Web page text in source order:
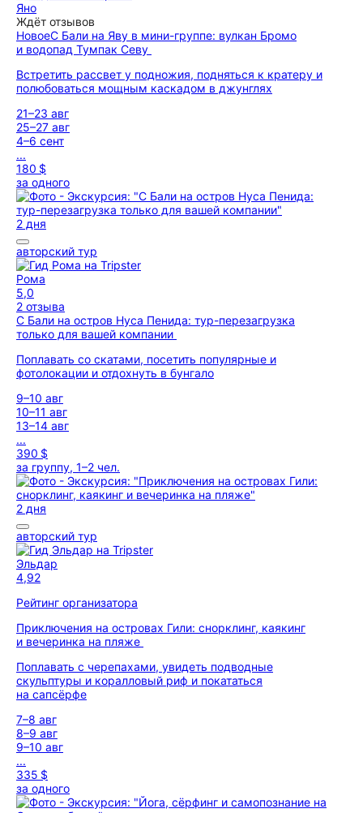
Яно
Ждёт отзывов
НовоеС Бали на Яву в мини-группе: вулкан Бромо
и водопад Тумпак Севу
Встретить рассвет у подножия, подняться к кратеру и
полюбоваться мощным каскадом в джунглях
21–23 авг
25–27 авг
4–6 сент
...
180 $
за одного
2 дня
авторский тур
Рома
5,0
2 отзыва
С Бали на остров Нуса Пенида: тур-перезагрузка
только для вашей компании
Поплавать со скатами, посетить популярные и
фотолокации и отдохнуть в бунгало
9–10 авг
10–11 авг
13–14 авг
...
390 $
за группу, 1–2 чел.
2 дня
авторский тур
Эльдар
4,92
Рейтинг организатора
Приключения на островах Гили: снорклинг, каякинг
и вечеринка на пляже
Поплавать с черепахами, увидеть подводные
скульптуры и коралловый риф и покататься
на сапсёрфе
7–8 авг
8–9 авг
9–10 авг
...
335 $
за одного